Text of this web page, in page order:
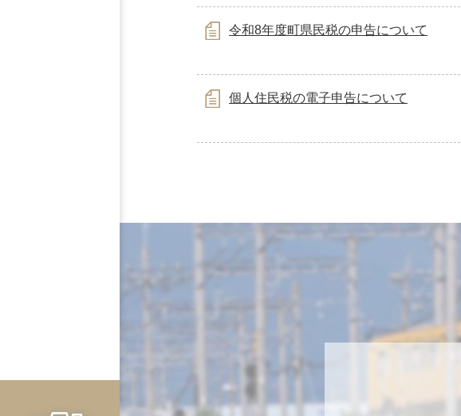
令和8年度町県民税の申告について
個人住民税の電子申告について